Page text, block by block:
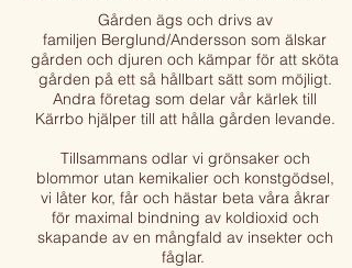
Gården ägs och drivs av
familjen Berglund/Andersson som älskar
gården och djuren och kämpar för att sköta
gården på ett så hållbart sätt som möjligt.
Andra företag som delar vår kärlek till
Kärrbo hjälper till att hålla gården levande.
Tillsammans odlar vi grönsaker och
blommor utan kemikalier och konstgödsel,
vi låter kor, får och hästar beta våra åkrar
för maximal bindning av koldioxid och
skapande av en mångfald av insekter och
fåglar.